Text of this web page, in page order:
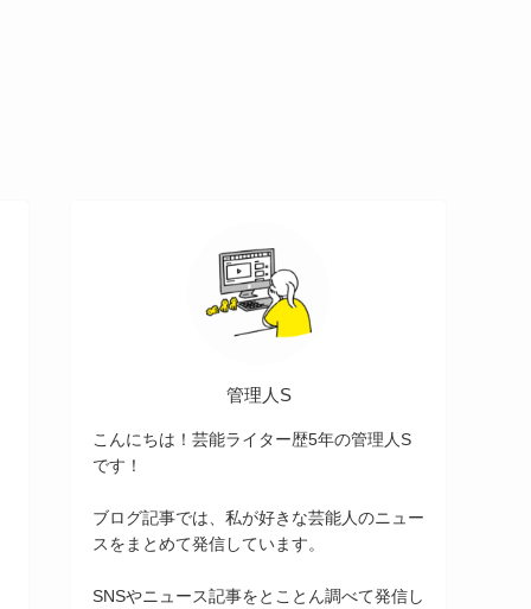
管理人S
こんにちは！芸能ライター歴5年の管理人S
です！
ブログ記事では、私が好きな芸能人のニュー
スをまとめて発信しています。
SNSやニュース記事をとことん調べて発信し